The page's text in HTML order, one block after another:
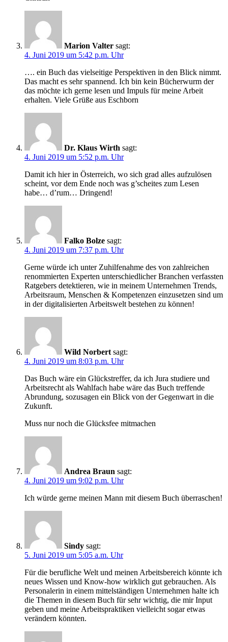
Marion Valter sagt:
4. Juni 2019 um 5:42 p.m. Uhr
…. ein Buch das vielseitige Perspektiven in den Blick nimmt.
Das macht es sehr spannend. Ich bin kein Bücherwurm der
das möchte ich gerne lesen und Impuls für meine Arbeit
erhalten. Viele Grüße aus Eschborn
Dr. Klaus Wirth sagt:
4. Juni 2019 um 5:52 p.m. Uhr
Damit ich hier in Österreich, wo sich grad alles aufzulösen
scheint, vor dem Ende noch was g’scheites zum Lesen
habe… d’rum… Dringend!
Falko Bolze sagt:
4. Juni 2019 um 7:37 p.m. Uhr
Gerne würde ich unter Zuhilfenahme des von zahlreichen
renommierten Experten unterschiedlicher Branchen verfassten
Ratgebers detektieren, wie in meinem Unternehmen Trends,
Arbeitsraum, Menschen & Kompetenzen einzusetzen sind um
in der digitalisierten Arbeitswelt bestehen zu können!
Wild Norbert sagt:
4. Juni 2019 um 8:03 p.m. Uhr
Das Buch wäre ein Glückstreffer, da ich Jura studiere und
Arbeitsrecht als Wahlfach habe wäre das Buch treffende
Abrundung, sozusagen ein Blick von der Gegenwart in die
Zukunft.
Muss nur noch die Glücksfee mitmachen
Andrea Braun sagt:
4. Juni 2019 um 9:02 p.m. Uhr
Ich würde gerne meinen Mann mit diesem Buch überraschen!
Sindy sagt:
5. Juni 2019 um 5:05 a.m. Uhr
Für die berufliche Welt und meinen Arbeitsbereich könnte ich
neues Wissen und Know-how wirklich gut gebrauchen. Als
Personalerin in einem mittelständigen Unternehmen halte ich
die Themen in diesem Buch für sehr wichtig, die mir Input
geben und meine Arbeitspraktiken vielleicht sogar etwas
verändern könnten.